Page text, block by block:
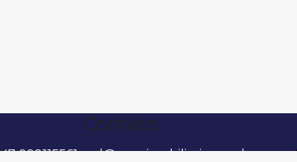
Contato
47 992115561raul@wowimobiliaria.com.br